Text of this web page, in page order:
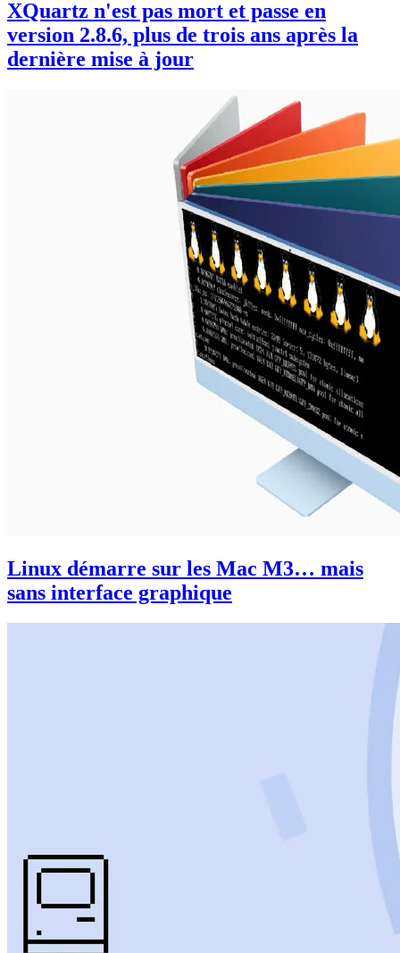
XQuartz n'est pas mort et passe en
version 2.8.6, plus de trois ans après la
dernière mise à jour
Linux démarre sur les Mac M3… mais
sans interface graphique